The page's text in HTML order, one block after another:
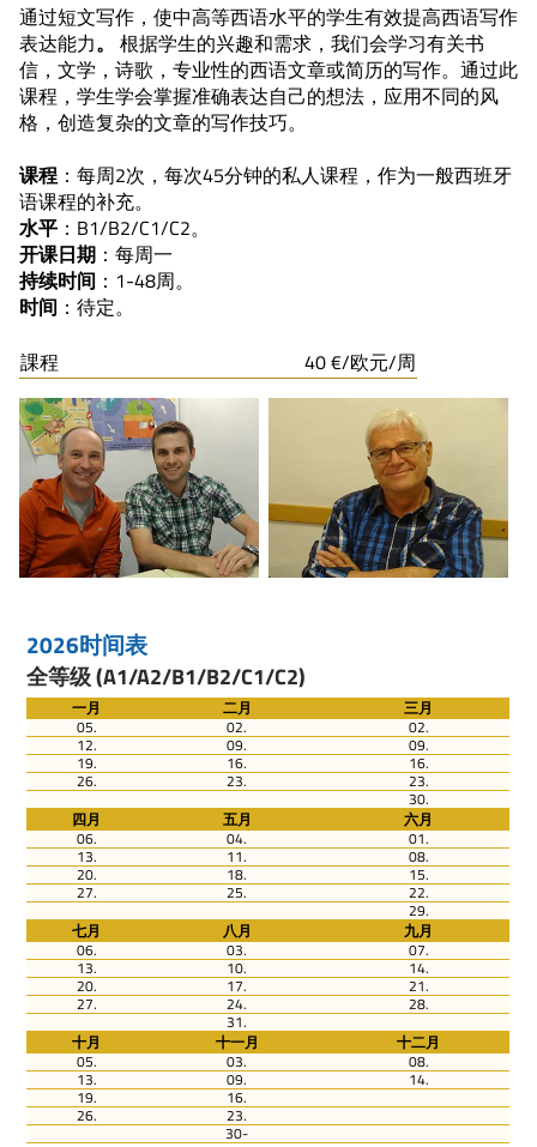
通过短文写作，使中高等西语水平的学生有效提高西语写作
表达能力。 根据学生的兴趣和需求，我们会学习有关书
信，文学，诗歌，专业性的西语文章或简历的写作。通过此
课程，学生学会掌握准确表达自己的想法，应用不同的风
格，创造复杂的文章的写作技巧。
课程 ：每周2次，每次45分钟的私人课程，作为一般西班牙
语课程的补充。
水平 ：B1/B2/C1/C2。
开课日期 ：每周一
持续时间 ：1-48周。
时间 ：待定。
課程
40 €/欧元/周
2026时间表
全等级 (A1/A2/B1/B2/C1/C2)
一月 二月
三月
05.
02. 02.
12. 09. 09.
19. 16. 16.
26. 23. 23.
30.
四月
五月
六月
06.
04. 01.
13. 11. 08.
20. 18. 15.
27. 25. 22.
29.
七月
八月
九月
06.
03. 07.
13. 10. 14.
20. 17. 21.
27. 24. 28.
31.
十月
十一月
十二月
05.
03. 08.
13. 09. 14.
19. 16.
26. 23.
30-